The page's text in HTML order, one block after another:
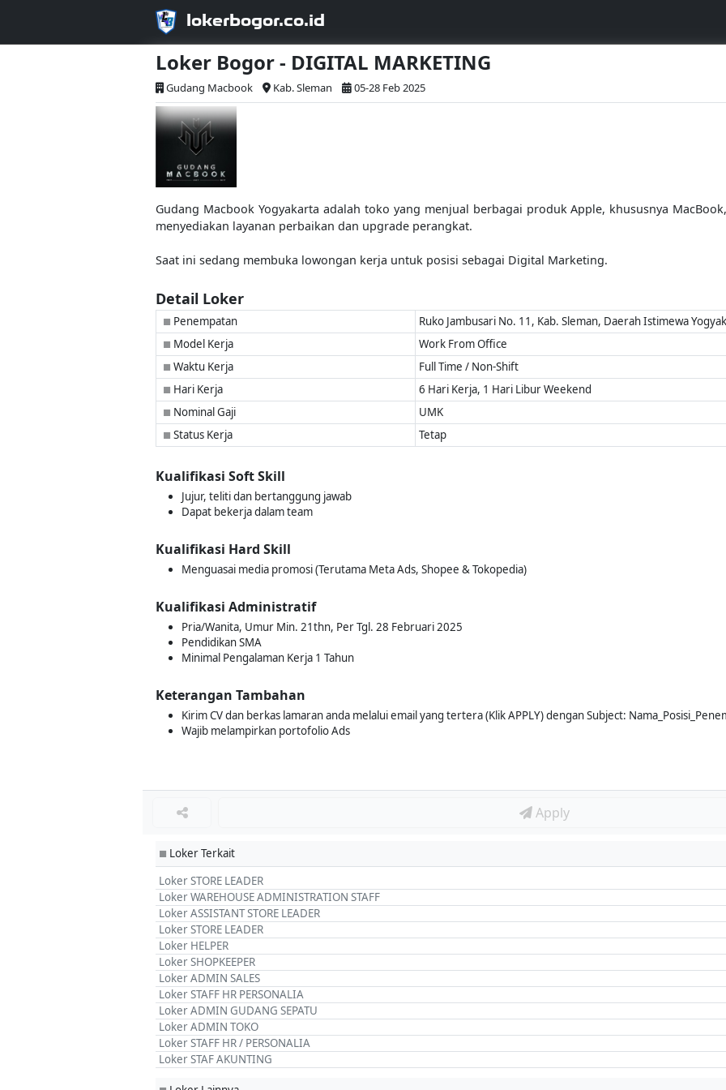
lokerbogor.co.id
Loker Bogor - DIGITAL MARKETING
Gudang Macbook Kab. Sleman 05-28 Feb 2025
Gudang Macbook Yogyakarta adalah toko yang menjual berbagai produk Apple, khususnya
menyediakan layanan perbaikan dan upgrade perangkat.
Saat ini sedang membuka lowongan kerja untuk posisi sebagai Digital Marketing.
Detail Loker
■ Penempatan Ruko Jambusari No. 11, Kab. Sleman, Daerah Istimewa
■ Model Kerja Work From Office
■ Waktu Kerja Full Time / Non-Shift
■ Hari Kerja 6 Hari Kerja, 1 Hari Libur Weekend
■ Nominal Gaji UMK
■ Status Kerja Tetap
Kualifikasi Soft Skill
Jujur, teliti dan bertanggung jawab
Dapat bekerja dalam team
Kualifikasi Hard Skill
Menguasai media promosi (Terutama Meta Ads, Shopee & Tokopedia)
Kualifikasi Administratif
Pria/Wanita, Umur Min. 21thn, Per Tgl. 28 Februari 2025
Pendidikan SMA
Minimal Pengalaman Kerja 1 Tahun
Keterangan Tambahan
Kirim CV dan berkas lamaran anda melalui email yang tertera (Klik APPLY) dengan Subject:
Wajib melampirkan portofolio Ads
Apply
■ Loker Terkait
Loker STORE LEADER
Loker WAREHOUSE ADMINISTRATION STAFF
Loker ASSISTANT STORE LEADER
Loker STORE LEADER
Loker HELPER
Loker SHOPKEEPER
Loker ADMIN SALES
Loker STAFF HR PERSONALIA
Loker ADMIN GUDANG SEPATU
Loker ADMIN TOKO
Loker STAFF HR / PERSONALIA
Loker STAF AKUNTING